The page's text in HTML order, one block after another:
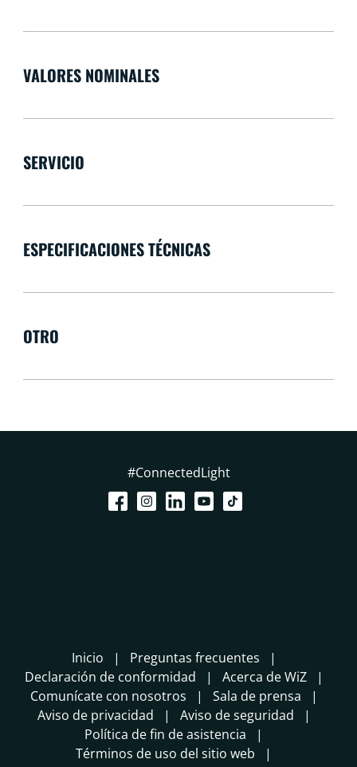
VALORES NOMINALES
SERVICIO
ESPECIFICACIONES TÉCNICAS
OTRO
#ConnectedLight
Inicio
Preguntas frecuentes
Declaración de conformidad
Acerca de WiZ
Comunícate con nosotros
Sala de prensa
Aviso de privacidad
Aviso de seguridad
Política de fin de asistencia
Términos de uso del sitio web